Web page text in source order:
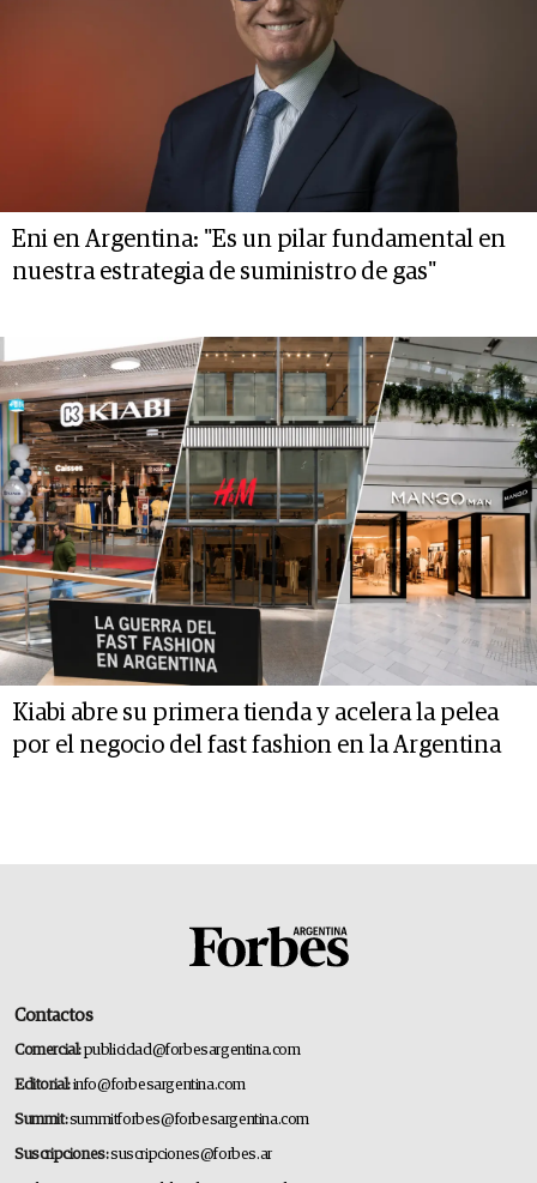
Eni en Argentina: "Es un pilar fundamental en
nuestra estrategia de suministro de gas"
Kiabi abre su primera tienda y acelera la pelea
por el negocio del fast fashion en la Argentina
Contactos
Comercial:publicidad@forbesargentina.com
Editorial:info@forbesargentina.com
Summit:summitforbes@forbesargentina.com
Suscripciones:suscripciones@forbes.ar